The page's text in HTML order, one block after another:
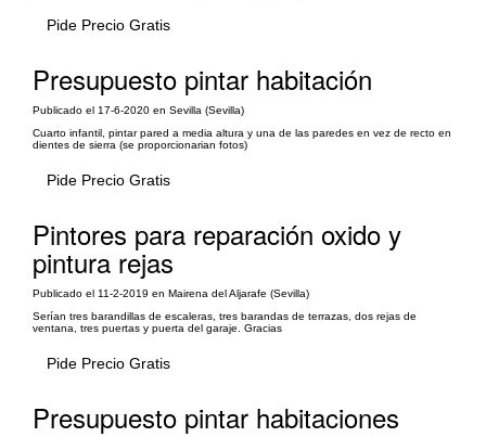
Pide Precio Gratis
Presupuesto pintar habitación
Publicado el 17-6-2020 en Sevilla (Sevilla)
Cuarto infantil, pintar pared a media altura y una de las paredes en vez de recto en
dientes de sierra (se proporcionarian fotos)
Pide Precio Gratis
Pintores para reparación oxido y
pintura rejas
Publicado el 11-2-2019 en Mairena del Aljarafe (Sevilla)
Serían tres barandillas de escaleras, tres barandas de terrazas, dos rejas de
ventana, tres puertas y puerta del garaje. Gracias
Pide Precio Gratis
Presupuesto pintar habitaciones